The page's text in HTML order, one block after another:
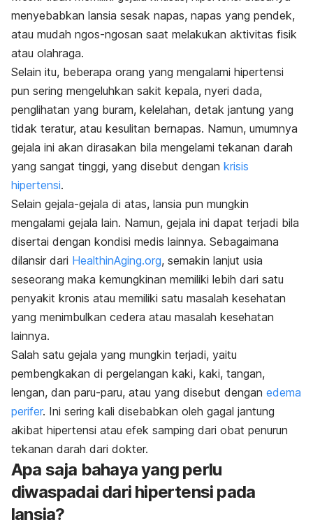
menyebabkan lansia sesak napas, napas yang pendek,
atau mudah ngos-ngosan saat melakukan aktivitas fisik
atau olahraga.
Selain itu, beberapa orang yang mengalami hipertensi
pun sering mengeluhkan sakit kepala, nyeri dada,
penglihatan yang buram, kelelahan, detak jantung yang
tidak teratur, atau kesulitan bernapas. Namun, umumnya
gejala ini akan dirasakan bila mengelami tekanan darah
yang sangat tinggi, yang disebut dengan krisis
hipertensi.
Selain gejala-gejala di atas, lansia pun mungkin
mengalami gejala lain. Namun, gejala ini dapat terjadi bila
disertai dengan kondisi medis lainnya. Sebagaimana
dilansir dari HealthinAging.org, semakin lanjut usia
seseorang maka kemungkinan memiliki lebih dari satu
penyakit kronis atau memiliki satu masalah kesehatan
yang menimbulkan cedera atau masalah kesehatan
lainnya.
Salah satu gejala yang mungkin terjadi, yaitu
pembengkakan di pergelangan kaki, kaki, tangan,
lengan, dan paru-paru, atau yang disebut dengan edema
perifer. Ini sering kali disebabkan oleh gagal jantung
akibat hipertensi atau efek samping dari obat penurun
tekanan darah dari dokter.
Apa saja bahaya yang perlu
diwaspadai dari hipertensi pada
lansia?